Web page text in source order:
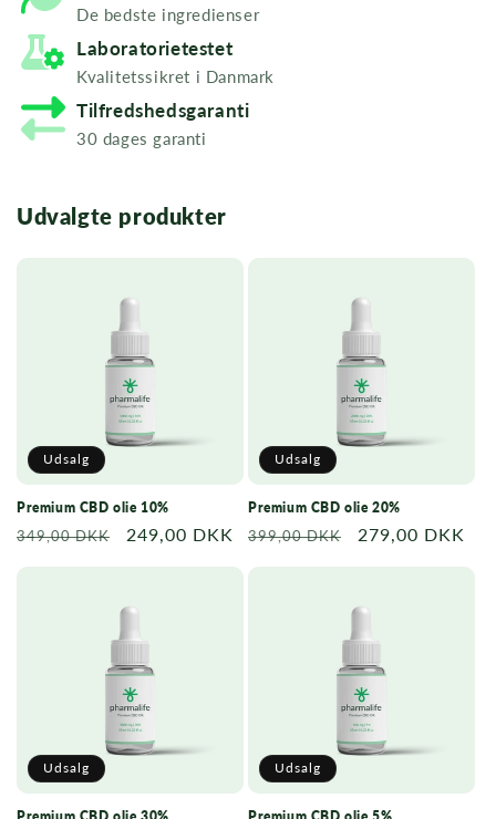
De bedste ingredienser
Laboratorietestet
Kvalitetssikret i Danmark
Tilfredshedsgaranti
30 dages garanti
Udvalgte produkter
Udsalg
Premium CBD olie 10%
Normalpris
349,00 DKK Udsalgspris
249,00 DKK
Udsalg
Premium CBD olie 20%
Normalpris
399,00 DKK Udsalgspris
279,00 DKK
Udsalg Udsalg